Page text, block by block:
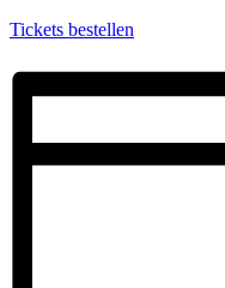
Tickets bestellen